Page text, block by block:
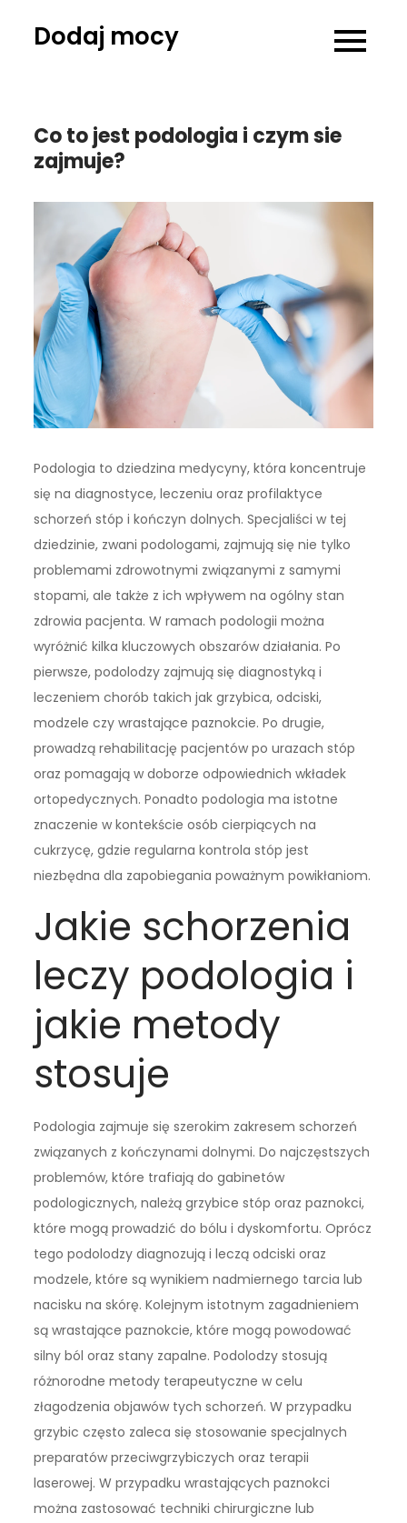
Dodaj mocy
Co to jest podologia i czym sie
zajmuje?
Podologia to dziedzina medycyny, która koncentruje
się na diagnostyce, leczeniu oraz profilaktyce
schorzeń stóp i kończyn dolnych. Specjaliści w tej
dziedzinie, zwani podologami, zajmują się nie tylko
problemami zdrowotnymi związanymi z samymi
stopami, ale także z ich wpływem na ogólny stan
zdrowia pacjenta. W ramach podologii można
wyróżnić kilka kluczowych obszarów działania. Po
pierwsze, podolodzy zajmują się diagnostyką i
leczeniem chorób takich jak grzybica, odciski,
modzele czy wrastające paznokcie. Po drugie,
prowadzą rehabilitację pacjentów po urazach stóp
oraz pomagają w doborze odpowiednich wkładek
ortopedycznych. Ponadto podologia ma istotne
znaczenie w kontekście osób cierpiących na
cukrzycę, gdzie regularna kontrola stóp jest
niezbędna dla zapobiegania poważnym powikłaniom.
Jakie schorzenia
leczy podologia i
jakie metody
stosuje
Podologia zajmuje się szerokim zakresem schorzeń
związanych z kończynami dolnymi. Do najczęstszych
problemów, które trafiają do gabinetów
podologicznych, należą grzybice stóp oraz paznokci,
które mogą prowadzić do bólu i dyskomfortu. Oprócz
tego podolodzy diagnozują i leczą odciski oraz
modzele, które są wynikiem nadmiernego tarcia lub
nacisku na skórę. Kolejnym istotnym zagadnieniem
są wrastające paznokcie, które mogą powodować
silny ból oraz stany zapalne. Podolodzy stosują
różnorodne metody terapeutyczne w celu
złagodzenia objawów tych schorzeń. W przypadku
grzybic często zaleca się stosowanie specjalnych
preparatów przeciwgrzybiczych oraz terapii
laserowej. W przypadku wrastających paznokci
można zastosować techniki chirurgiczne lub